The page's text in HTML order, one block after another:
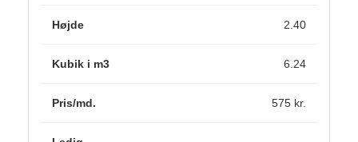
2.40
6.24
575 kr.